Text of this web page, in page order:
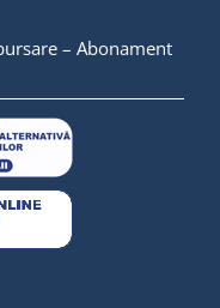
– Abonament